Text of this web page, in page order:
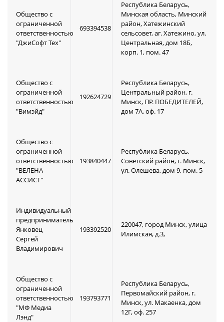
Общество с
ограниченной
ответственностью
"ДжиСофт Тех"
693394538
Республика Беларусь,
Минская область, Минский
район, Хатежинский
сельсовет, аг. Хатежино, ул.
Центральная, дом 18Б,
корп. 1, пом. 47
Общество с
ограниченной
ответственностью
"Вимэйд"
192624729
Республика Беларусь,
Центральный район, г.
Минск, ПР. ПОБЕДИТЕЛЕЙ,
дом 7А, оф. 17
Общество с
ограниченной
ответственностью
"ВЕЛЕНА
АССИСТ"
193840447
Республика Беларусь,
Советский район, г. Минск,
ул. Олешева, дом 9, пом. 5
Индивидуальный
предприниматель
Янковец
Сергей
Владимирович
193392520
220047, город Минск, улица
Илимская, д.3,
Общество с
ограниченной
ответственностью
"МФ Медиа
Лэнд"
193793771
Республика Беларусь,
Первомайский район, г.
Минск, ул. Макаенка, дом
12Г, оф. 257